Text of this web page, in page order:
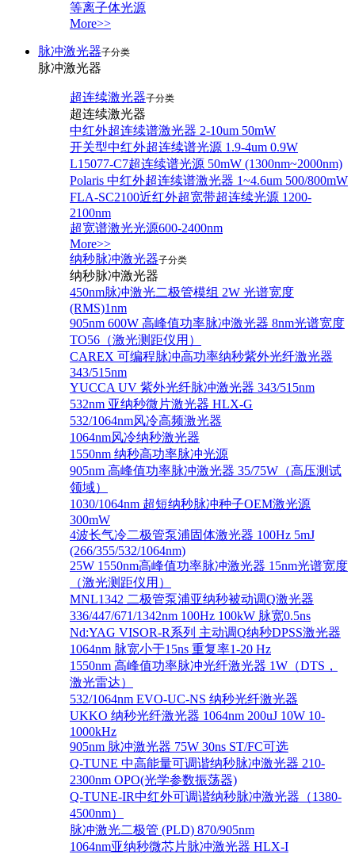
等离子体光源
More>>
脉冲激光器子分类
脉冲激光器
超连续激光器子分类
超连续激光器
中红外超连续谱激光器 2-10um 50mW
开关型中红外超连续谱光源 1.9-4um 0.9W
L15077-C7超连续谱光源 50mW (1300nm~2000nm)
Polaris 中红外超连续谱激光器 1~4.6um 500/800mW
FLA-SC2100近红外超宽带超连续光源 1200-
2100nm
超宽谱激光光源600-2400nm
More>>
纳秒脉冲激光器子分类
纳秒脉冲激光器
450nm脉冲激光二极管模组 2W 光谱宽度
(RMS)1nm
905nm 600W 高峰值功率脉冲激光器 8nm光谱宽度
TO56（激光测距仪用）
CAREX 可编程脉冲高功率纳秒紫外光纤激光器
343/515nm
YUCCA UV 紫外光纤脉冲激光器 343/515nm
532nm 亚纳秒微片激光器 HLX-G
532/1064nm风冷高频激光器
1064nm风冷纳秒激光器
1550nm 纳秒高功率脉冲光源
905nm 高峰值功率脉冲激光器 35/75W（高压测试
领域）
1030/1064nm 超短纳秒脉冲种子OEM激光源
300mW
4波长气冷二极管泵浦固体激光器 100Hz 5mJ
(266/355/532/1064nm)
25W 1550nm高峰值功率脉冲激光器 15nm光谱宽度
（激光测距仪用）
MNL1342 二极管泵浦亚纳秒被动调Q激光器
336/447/671/1342nm 100Hz 100kW 脉宽0.5ns
Nd:YAG VISOR-R系列 主动调Q纳秒DPSS激光器
1064nm 脉宽小于15ns 重复率1-20 Hz
1550nm 高峰值功率脉冲光纤激光器 1W（DTS，
激光雷达）
532/1064nm EVO-UC-NS 纳秒光纤激光器
UKKO 纳秒光纤激光器 1064nm 200uJ 10W 10-
1000kHz
905nm 脉冲激光器 75W 30ns ST/FC可选
Q-TUNE 中高能量可调谐纳秒脉冲激光器 210-
2300nm OPO(光学参数振荡器)
Q-TUNE-IR中红外可调谐纳秒脉冲激光器（1380-
4500nm）
脉冲激光二极管 (PLD) 870/905nm
1064nm亚纳秒微芯片脉冲激光器 HLX-I